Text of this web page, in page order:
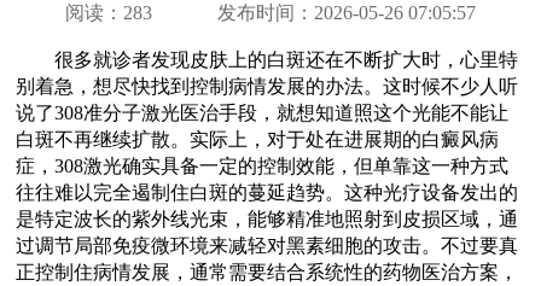
阅读： 283 发布时间：2026-05-26 07:05:57
很多就诊者发现皮肤上的白斑还在不断扩大时，心里特
别着急，想尽快找到控制病情发展的办法。这时候不少人听
说了308准分子激光医治手段，就想知道照这个光能不能让
白斑不再继续扩散。实际上，对于处在进展期的白癜风病
症，308激光确实具备一定的控制效能，但单靠这一种方式
往往难以完全遏制住白斑的蔓延趋势。这种光疗设备发出的
是特定波长的紫外线光束，能够精准地照射到皮损区域，通
过调节局部免疫微环境来减轻对黑素细胞的攻击。不过要真
正控制住病情发展，通常需要结合系统性的药物医治方案，